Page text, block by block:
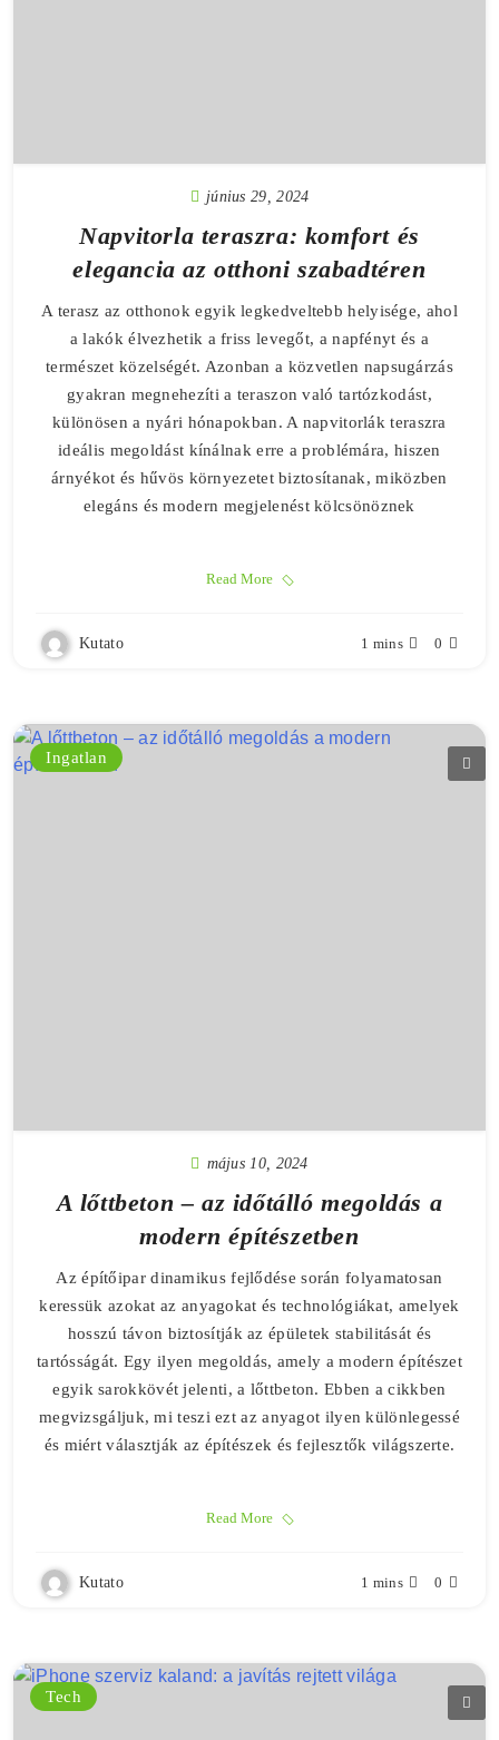
június 29, 2024
Napvitorla teraszra: komfort és
elegancia az otthoni szabadtéren
A terasz az otthonok egyik legkedveltebb helyisége, ahol
a lakók élvezhetik a friss levegőt, a napfényt és a
természet közelségét. Azonban a közvetlen napsugárzás
gyakran megnehezíti a teraszon való tartózkodást,
különösen a nyári hónapokban. A napvitorlák teraszra
ideális megoldást kínálnak erre a problémára, hiszen
árnyékot és hűvös környezetet biztosítanak, miközben
elegáns és modern megjelenést kölcsönöznek
Read More
Kutato 1 mins 0
Ingatlan
május 10, 2024
A lőttbeton – az időtálló megoldás a
modern építészetben
Az építőipar dinamikus fejlődése során folyamatosan
keressük azokat az anyagokat és technológiákat, amelyek
hosszú távon biztosítják az épületek stabilitását és
tartósságát. Egy ilyen megoldás, amely a modern építészet
egyik sarokkövét jelenti, a lőttbeton. Ebben a cikkben
megvizsgáljuk, mi teszi ezt az anyagot ilyen különlegessé
és miért választják az építészek és fejlesztők világszerte.
Read More
Kutato 1 mins 0
Tech